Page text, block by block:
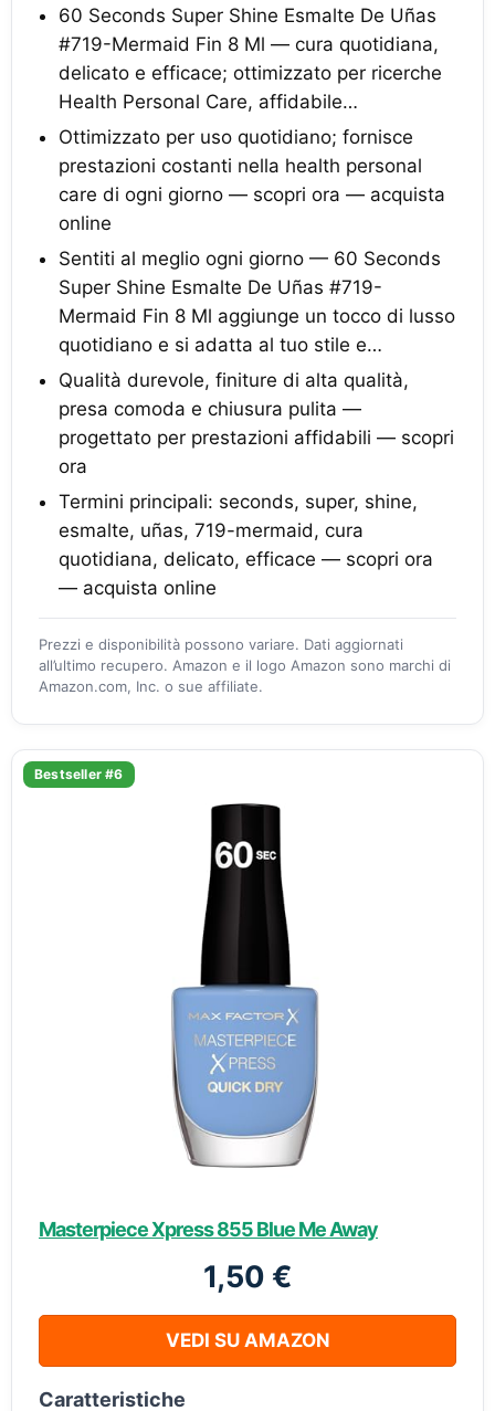
60 Seconds Super Shine Esmalte De Uñas
#719-Mermaid Fin 8 Ml — cura quotidiana,
delicato e efficace; ottimizzato per ricerche
Health Personal Care, affidabile…
Ottimizzato per uso quotidiano; fornisce
prestazioni costanti nella health personal
care di ogni giorno — scopri ora — acquista
online
Sentiti al meglio ogni giorno — 60 Seconds
Super Shine Esmalte De Uñas #719-
Mermaid Fin 8 Ml aggiunge un tocco di lusso
quotidiano e si adatta al tuo stile e…
Qualità durevole, finiture di alta qualità,
presa comoda e chiusura pulita —
progettato per prestazioni affidabili — scopri
ora
Termini principali: seconds, super, shine,
esmalte, uñas, 719-mermaid, cura
quotidiana, delicato, efficace — scopri ora
— acquista online
Prezzi e disponibilità possono variare. Dati aggiornati
all’ultimo recupero. Amazon e il logo Amazon sono marchi di
Amazon.com, Inc. o sue affiliate.
Bestseller #6
Masterpiece Xpress 855 Blue Me Away
1,50 €
VEDI SU AMAZON
Caratteristiche